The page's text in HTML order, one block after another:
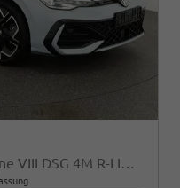
2.0 TSI 150 kW 4Motion R-Line VIII DSG 4M R-LINE, LED-Plus, 18-Zoll, Side, Kamera, Winter, 3 J.-Garantie